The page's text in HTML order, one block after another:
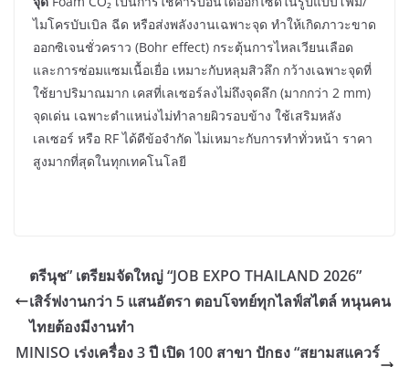
ไมโครบับเบิล ฉีด หรือส่งพลังงานเฉพาะจุด ทำให้เกิดภาวะขาด
ออกซิเจนชั่วคราว (Bohr effect) กระตุ้นการไหลเวียนเลือด
และการซ่อมแซมเนื้อเยื่อ เหมาะกับหลุมสิวลึก กว้างเฉพาะจุดที่
ใช้ยาปริมาณมาก เคสที่เลเซอร์ลงไม่ถึงจุดลึก (มากกว่า 2 mm)
จุดเด่น เฉพาะตำแหน่งไม่ทำลายผิวรอบข้าง ใช้เสริมหลัง
เลเซอร์ หรือ RF ได้ดีข้อจำกัด ไม่เหมาะกับการทำทั่วหน้า ราคา
สูงมากที่สุดในทุกเทคโนโลยี
ตรีนุช” เตรียมจัดใหญ่ “JOB EXPO THAILAND 2026”
เสิร์ฟงานกว่า 5 แสนอัตรา ตอบโจทย์ทุกไลฟ์สไตล์ หนุนคน
ไทยต้องมีงานทำ
MINISO เร่งเครื่อง 3 ปี เปิด 100 สาขา ปักธง “สยามสแควร์